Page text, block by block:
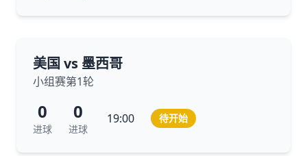
美国 vs 墨西哥
小组赛第1轮
0
进球
0
进球
19:00 待开始